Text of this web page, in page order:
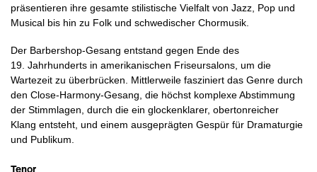
präsentieren ihre gesamte stilistische Vielfalt von Jazz, Pop und
Musical bis hin zu Folk und schwedischer Chormusik.
Der Barbershop-Gesang entstand gegen Ende des
19. Jahrhunderts in amerikanischen Friseursalons, um die
Wartezeit zu überbrücken. Mittlerweile fasziniert das Genre durch
den Close-Harmony-Gesang, die höchst komplexe Abstimmung
der Stimmlagen, durch die ein glockenklarer, obertonreicher
Klang entsteht, und einem ausgeprägten Gespür für Dramaturgie
und Publikum.
Tenor